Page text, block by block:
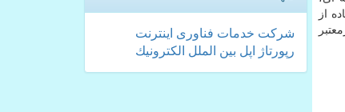
از
شركت خدمات فناوری اینترنت
رپورتاژ
اپل بین الملل الكترونیك